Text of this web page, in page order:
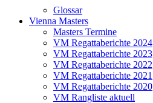
Glossar
Vienna Masters
Masters Termine
VM Regattaberichte 2024
VM Regattaberichte 2023
VM Regattaberichte 2022
VM Regattaberichte 2021
VM Regattaberichte 2020
VM Rangliste aktuell